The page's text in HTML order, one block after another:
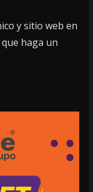
y sitio web en
haga un